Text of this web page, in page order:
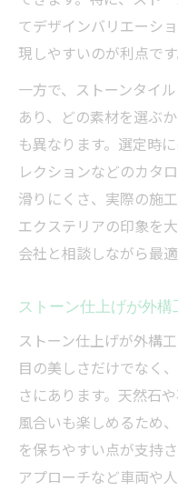
てデザインバリエーシ
現しやすいのが利点です
一方で、ストーンタイ
あり、どの素材を選ぶ
も異なります。選定時
レクションなどのカタ
滑りにくさ、実際の施
エクステリアの印象を
会社と相談しながら最
ストーン仕上げが外
ストーン仕上げが外構
目の美しさだけでなく
さにあります。天然石
風合いも楽しめるため
を保ちやすい点が支持
アプローチなど車両や